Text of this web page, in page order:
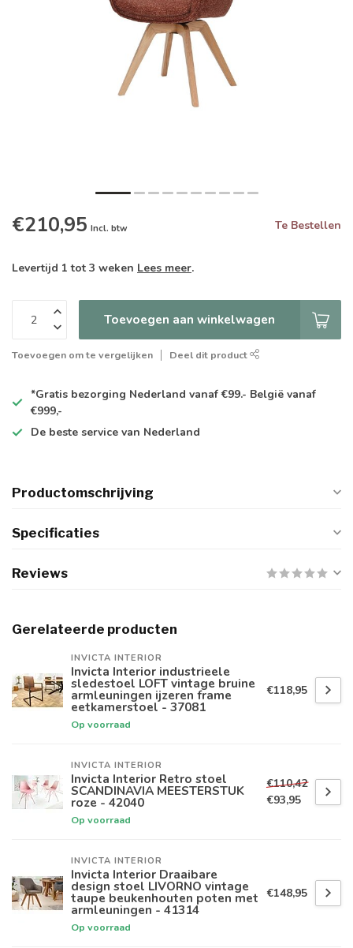
€210,95 Incl. btw Te Bestellen
Levertijd 1 tot 3 weken Lees meer.
Toevoegen aan winkelwagen
Toevoegen om te vergelijken Deel dit product
*Gratis bezorging Nederland vanaf €99.- België vanaf
€999,-
De beste service van Nederland
Productomschrijving
Specificaties
Reviews
Gerelateerde producten
INVICTA INTERIOR
Invicta Interior industrieele
sledestoel LOFT vintage bruine
armleuningen ijzeren frame
eetkamerstoel - 37081
Op voorraad
€118,95
INVICTA INTERIOR
Invicta Interior Retro stoel
SCANDINAVIA MEESTERSTUK
roze - 42040
Op voorraad
€110,42
€93,95
INVICTA INTERIOR
Invicta Interior Draaibare
design stoel LIVORNO vintage
taupe beukenhouten poten met
armleuningen - 41314
Op voorraad
€148,95